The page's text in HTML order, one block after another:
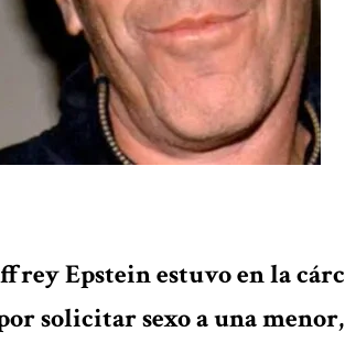
Epstein estuvo en la
solicitar sexo a una